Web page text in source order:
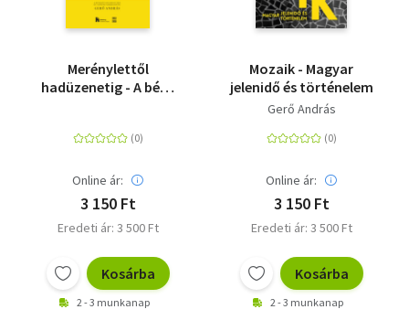
Merénylettől
hadüzenetig - A béke
Magyarországán
július 28.)
Online ár:
3 150 Ft
Eredeti ár: 3 500 Ft
Kosárba
2 - 3 munkanap
Mozaik - Magyar
jelenidő és történelem
Gerő András
Online ár:
3 150 Ft
Eredeti ár: 3 500 Ft
Kosárba
2 - 3 munkanap